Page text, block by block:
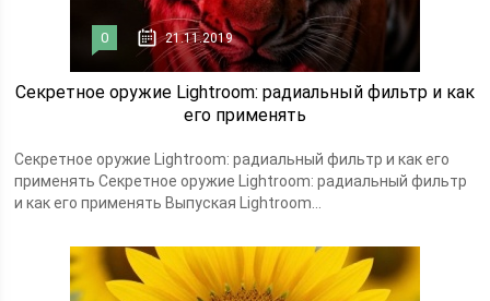
0 21.11.2019
Секретное оружие Lightroom: радиальный фильтр и как
его применять
Секретное оружие Lightroom: радиальный фильтр и как его
применять Секретное оружие Lightroom: радиальный фильтр
и как его применять Выпуская Lightroom...